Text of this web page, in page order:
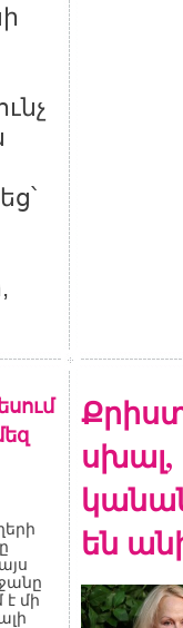
է մի
սխալ,
են